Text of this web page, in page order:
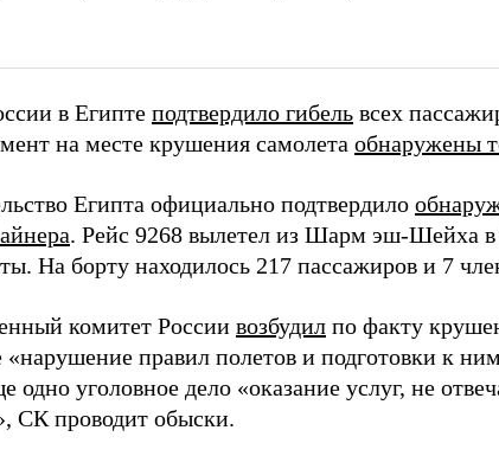
в Египте подтвердило гибель всех
на месте крушения самолета обнаружены
Египта официально подтвердило
. Рейс 9268 вылетел из Шарм эш-Шейха
На борту находилось 217 пассажиров и 7
комитет России возбудил по факту
«нарушение правил полетов и подготовки к
одно уголовное дело «оказание услуг, не
СК проводит обыски.